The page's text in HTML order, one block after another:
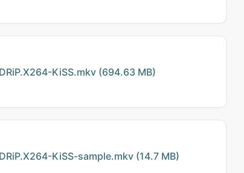
KiSS.mkv (694.63 MB)
KiSS-sample.mkv (14.7 MB)